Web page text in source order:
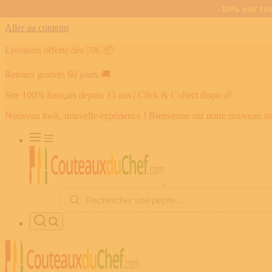
Aller au contenu
Livraison offerte dès 59€ 📦
Retours gratuits 60 jours 🚚
Site 100% français depuis 15 ans | Click & Collect dispo 🥖
Nouveau look, nouvelle expérience ! Bienvenue sur notre nouveau